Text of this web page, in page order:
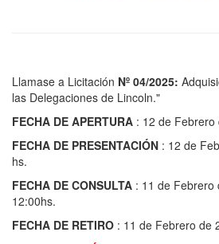
Llamase a Licitación Nº 04/2025:
las Delegaciones de Lincoln."
FECHA DE APERTURA : 12 de
FECHA DE PRESENTACIÓN : 12 de
hs.
FECHA DE CONSULTA : 11 de Febrero
12:00hs.
FECHA DE RETIRO : 11 de Febrero de